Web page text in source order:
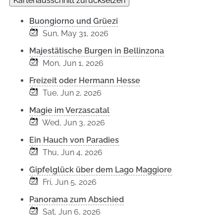
Buongiorno und Grüezi
Sun, May 31, 2026
Majestätische Burgen in Bellinzona
Mon, Jun 1, 2026
Freizeit oder Hermann Hesse
Tue, Jun 2, 2026
Magie im Verzascatal
Wed, Jun 3, 2026
Ein Hauch von Paradies
Thu, Jun 4, 2026
Gipfelglück über dem Lago Maggiore
Fri, Jun 5, 2026
Panorama zum Abschied
Sat, Jun 6, 2026